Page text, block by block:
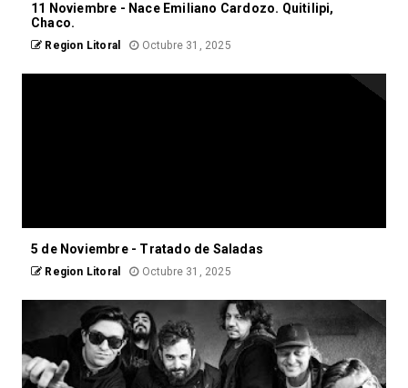
11 Noviembre - Nace Emiliano Cardozo. Quitilipi,
Chaco.
Region Litoral Octubre 31, 2025
5 de Noviembre - Tratado de Saladas
Region Litoral Octubre 31, 2025